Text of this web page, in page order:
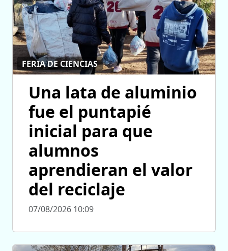
FERIA DE CIENCIAS
Una lata de aluminio
fue el puntapié
inicial para que
alumnos
aprendieran el valor
del reciclaje
07/08/2026 10:09